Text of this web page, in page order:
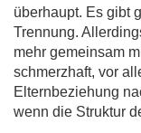
überhaupt. Es gibt
Trennung.
mehr gemeinsam
schmerzhaft, vor
Elternbeziehung
wenn die Struktur